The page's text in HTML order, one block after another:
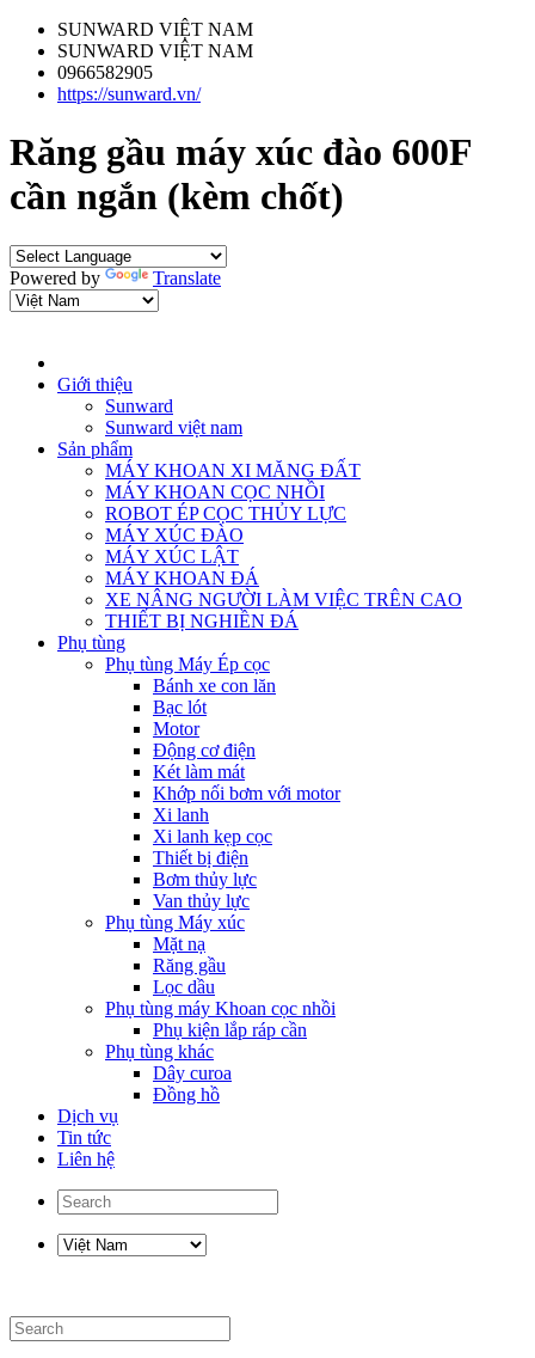
SUNWARD VIỆT NAM
SUNWARD VIỆT NAM
0966582905
https://sunward.vn/
Răng gầu máy xúc đào 600F
cần ngắn (kèm chốt)
Powered by Translate
Giới thiệu
Sunward
Sunward việt nam
Sản phẩm
MÁY KHOAN XI MĂNG ĐẤT
MÁY KHOAN CỌC NHỒI
ROBOT ÉP CỌC THỦY LỰC
MÁY XÚC ĐÀO
MÁY XÚC LẬT
MÁY KHOAN ĐÁ
XE NÂNG NGƯỜI LÀM VIỆC TRÊN CAO
THIẾT BỊ NGHIỀN ĐÁ
Phụ tùng
Phụ tùng Máy Ép cọc
Bánh xe con lăn
Bạc lót
Motor
Động cơ điện
Két làm mát
Khớp nối bơm với motor
Xi lanh
Xi lanh kẹp cọc
Thiết bị điện
Bơm thủy lực
Van thủy lực
Phụ tùng Máy xúc
Mặt nạ
Răng gầu
Lọc dầu
Phụ tùng máy Khoan cọc nhồi
Phụ kiện lắp ráp cần
Phụ tùng khác
Dây curoa
Đồng hồ
Dịch vụ
Tin tức
Liên hệ